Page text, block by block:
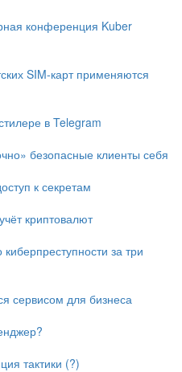
конференция Kuber
SIM-карт применяются
в Telegram
безопасные клиенты себя
к секретам
криптовалют
за три
сервисом для бизнеса
тактики (?)